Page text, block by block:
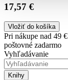
17,57 €
Vložiť do košíka
Pri nákupe nad 49 €
poštovné zadarmo
Vyhľadávanie
Knihy